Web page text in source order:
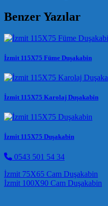
Benzer Yazılar
İzmit 115X75 Füme Duşakabin
İzmit 115X75 Karolaj Duşakabin
İzmit 115X75 Duşakabin
0543 501 54 34
Post navigation
İzmit 75X65 Cam Duşakabin
İzmit 100X90 Cam Duşakabin